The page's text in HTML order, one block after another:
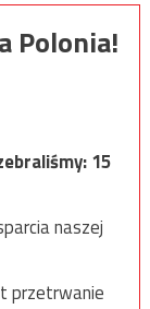
Polonia!
15
naszej
przetrwanie